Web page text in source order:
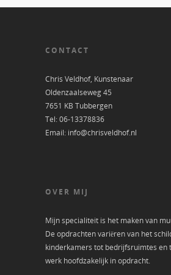
CONTACT
Chris Veldhof, Kunstenaar
Oldenzaalseweg 45
7651 KB Tubbergen
Tel: 06-13378836
Email: info@chrisveldhof.nl
OVER MIJ
Mijn specialiteit is het maken van
De opdrachten variëren van het
kinderkamers tot bedrijfsruimtes en
werk hoofdzakelijk in opdracht.